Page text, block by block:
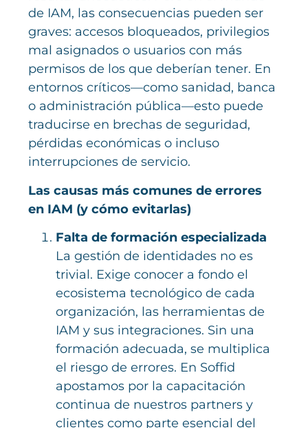
de IAM, las consecuencias pueden ser
graves: accesos bloqueados, privilegios
mal asignados o usuarios con más
permisos de los que deberían tener. En
entornos críticos—como sanidad, banca
o administración pública—esto puede
traducirse en brechas de seguridad,
pérdidas económicas o incluso
interrupciones de servicio.
Las causas más comunes de errores
en IAM (y cómo evitarlas)
Falta de formación especializada
La gestión de identidades no es
trivial. Exige conocer a fondo el
ecosistema tecnológico de cada
organización, las herramientas de
IAM y sus integraciones. Sin una
formación adecuada, se multiplica
el riesgo de errores. En Soffid
apostamos por la capacitación
continua de nuestros partners y
clientes como parte esencial del